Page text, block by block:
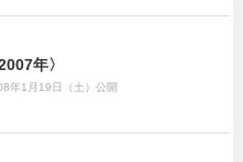
年〉
年1月19日（土）公開